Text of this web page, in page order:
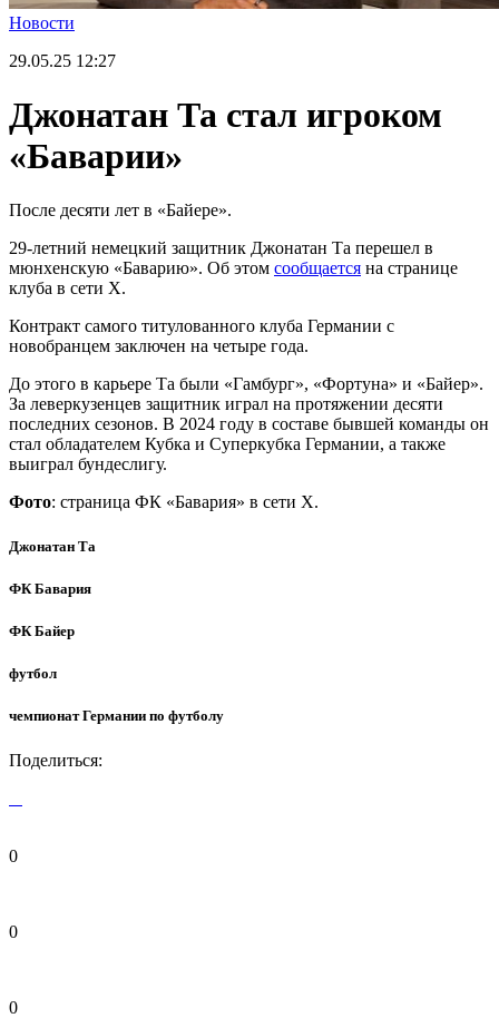
Новости
29.05.25 12:27
Джонатан Та стал игроком
«Баварии»
После десяти лет в «Байере».
29-летний немецкий защитник Джонатан Та перешел в
мюнхенскую «Баварию». Об этом сообщается на странице
клуба в сети Х.
Контракт самого титулованного клуба Германии с
новобранцем заключен на четыре года.
До этого в карьере Та были «Гамбург», «Фортуна» и «Байер».
За леверкузенцев защитник играл на протяжении десяти
последних сезонов. В 2024 году в составе бывшей команды он
стал обладателем Кубка и Суперкубка Германии, а также
выиграл бундеслигу.
Фото: страница ФК «Бавария» в сети Х.
Джонатан Та
ФК Бавария
ФК Байер
футбол
чемпионат Германии по футболу
Поделиться:
0
0
0